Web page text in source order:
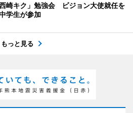
西崎キク」勉強会 ビジョン大使就任を
学生が参加
もっと見る